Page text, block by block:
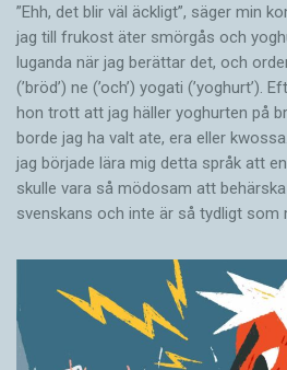
”Ehh, det blir väl äckligt”, säger min
jag till frukost äter smörgås och
luganda när jag berättar det, och
(’bröd’) ne (’och’) yogati
hon trott att jag häller yoghurten på
borde jag ha valt ate, era eller
jag började lära mig detta språk att
skulle vara så mödosam att
svenskans och inte är så tydligt som